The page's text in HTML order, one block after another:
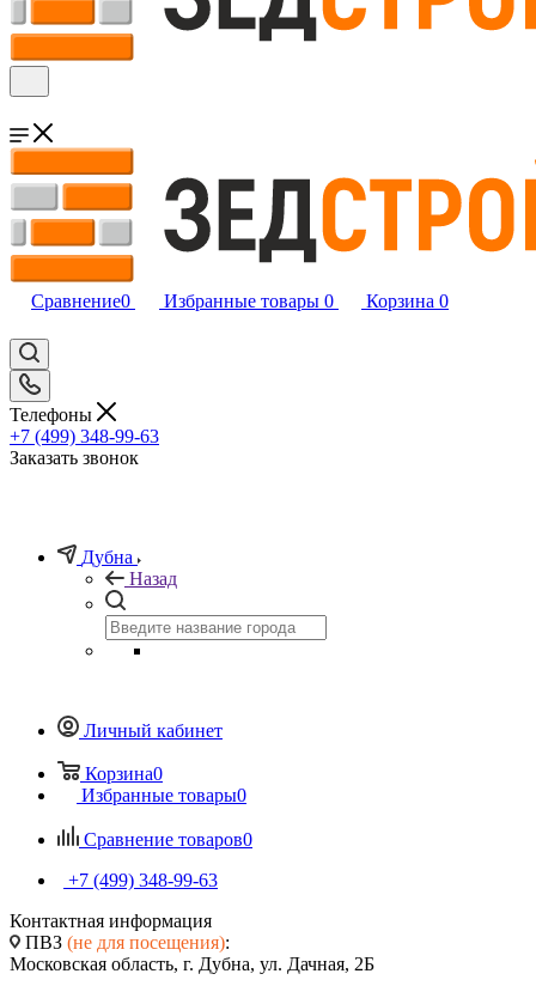
Сравнение0 Избранные товары 0 Корзина 0
Телефоны
+7 (499) 348-99-63
Заказать звонок
Дубна
Назад
Личный кабинет
Корзина0
Избранные товары0
Сравнение товаров0
+7 (499) 348-99-63
Контактная информация
ПВЗ (не для посещения):
Московская область, г. Дубна, ул. Дачная, 2Б